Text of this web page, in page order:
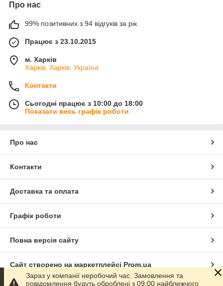
Про нас
99% позитивних з 94 відгуків за рік
Працює з 23.10.2015
м. Харків
Харків, Харків, Україна
Контакти
Сьогодні працює з 10:00 до 18:00
Показати весь графік роботи
Про нас
Контакти
Доставка та оплата
Графік роботи
Повна версія сайту
Сайт створено на маркетплейсі Prom.ua
Зараз у компанії неробочий час. Замовлення та
повідомлення будуть оброблені з 09:00 найближчого